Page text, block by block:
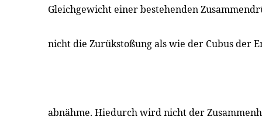
Gleichgewicht einer bestehenden
nicht die Zurükstoßung als wie der Cubus der
abnähme. Hiedurch wird nicht der